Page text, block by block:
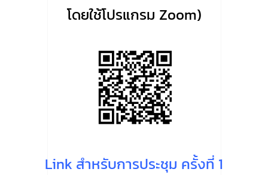
โดยใช้โปรแกรม Zoom)
Link สำหรับการประชุม ครั้งที่ 1